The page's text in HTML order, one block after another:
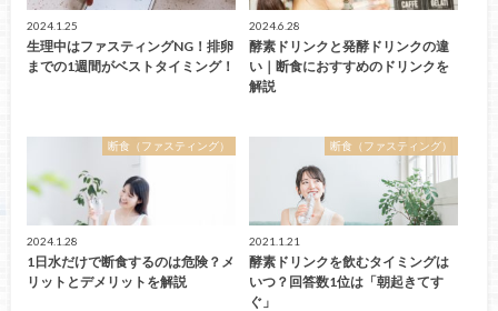
2024.1.25
生理中はファスティングNG！排卵
までの1週間がベストタイミング！
2024.6.28
酵素ドリンクと発酵ドリンクの違
い｜断食におすすめのドリンクを
解説
断食（ファスティング）
2024.1.28
1日水だけで断食するのは危険？メ
リットとデメリットを解説
断食（ファスティング）
2021.1.21
酵素ドリンクを飲むタイミングは
いつ？回答数1位は「朝起きてす
ぐ」